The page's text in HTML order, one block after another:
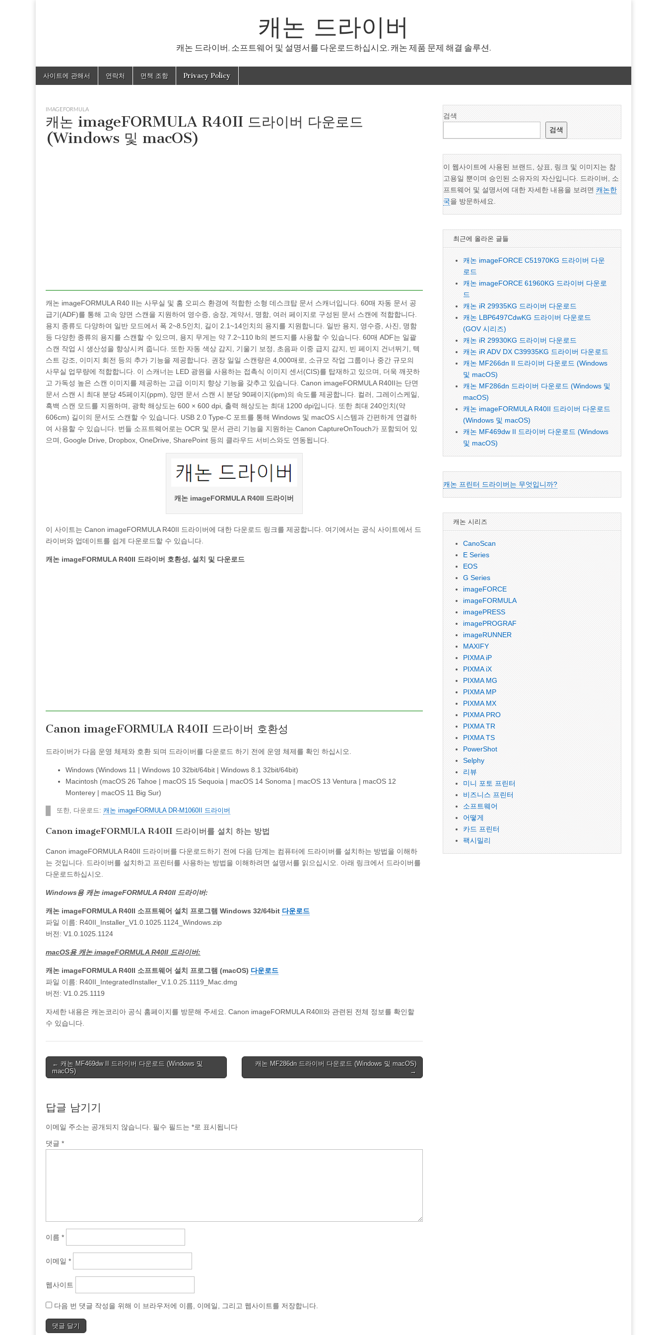
캐논 드라이버
캐논 드라이버, 소프트웨어 및 설명서를 다운로드하십시오. 캐논 제품 문제 해결 솔루션.
Main
menu
Skip
사이트에 관해서 연락처 면책 조항 Privacy Policy
IMAGEFORMULA
캐논 imageFORMULA R40II 드라이버 다운로드
(Windows 및 macOS)
캐논 imageFORMULA R40 II는 사무실 및 홈 오피스 환경에 적합한 소형 데스크탑 문서 스캐너입니다. 60매 자동 문서 공
급기(ADF)를 통해 고속 양면 스캔을 지원하여 영수증, 송장, 계약서, 명함, 여러 페이지로 구성된 문서 스캔에 적합합니다.
용지 종류도 다양하여 일반 모드에서 폭 2~8.5인치, 길이 2.1~14인치의 용지를 지원합니다. 일반 용지, 영수증, 사진, 명함
등 다양한 종류의 용지를 스캔할 수 있으며, 용지 무게는 약 7.2~110 lb의 본드지를 사용할 수 있습니다. 60매 ADF는 일괄
스캔 작업 시 생산성을 향상시켜 줍니다. 또한 자동 색상 감지, 기울기 보정, 초음파 이중 급지 감지, 빈 페이지 건너뛰기, 텍
스트 강조, 이미지 회전 등의 추가 기능을 제공합니다. 권장 일일 스캔량은 4,000매로, 소규모 작업 그룹이나 중간 규모의
사무실 업무량에 적합합니다. 이 스캐너는 LED 광원을 사용하는 접촉식 이미지 센서(CIS)를 탑재하고 있으며, 더욱 깨끗하
고 가독성 높은 스캔 이미지를 제공하는 고급 이미지 향상 기능을 갖추고 있습니다. Canon imageFORMULA R40II는 단면
문서 스캔 시 최대 분당 45페이지(ppm), 양면 문서 스캔 시 분당 90페이지(ipm)의 속도를 제공합니다. 컬러, 그레이스케일,
흑백 스캔 모드를 지원하며, 광학 해상도는 600 × 600 dpi, 출력 해상도는 최대 1200 dpi입니다. 또한 최대 240인치(약
606cm) 길이의 문서도 스캔할 수 있습니다. USB 2.0 Type-C 포트를 통해 Windows 및 macOS 시스템과 간편하게 연결하
여 사용할 수 있습니다. 번들 소프트웨어로는 OCR 및 문서 관리 기능을 지원하는 Canon CaptureOnTouch가 포함되어 있
으며, Google Drive, Dropbox, OneDrive, SharePoint 등의 클라우드 서비스와도 연동됩니다.
캐논 imageFORMULA R40II 드라이버
이 사이트는 Canon imageFORMULA R40II 드라이버에 대한 다운로드 링크를 제공합니다. 여기에서는 공식 사이트에서 드
라이버와 업데이트를 쉽게 다운로드할 수 있습니다.
캐논 imageFORMULA R40II 드라이버 호환성, 설치 및 다운로드
Canon imageFORMULA R40II 드라이버 호환성
드라이버가 다음 운영 체제와 호환 되며 드라이버를 다운로드 하기 전에 운영 체제를 확인 하십시오.
Windows (Windows 11 | Windows 10 32bit/64bit | Windows 8.1 32bit/64bit)
Macintosh (macOS 26 Tahoe | macOS 15 Sequoia | macOS 14 Sonoma | macOS 13 Ventura | macOS 12
Monterey | macOS 11 Big Sur)
또한, 다운로드: 캐논 imageFORMULA DR-M1060II 드라이버
Canon imageFORMULA R40II 드라이버를 설치 하는 방법
Canon imageFORMULA R40II 드라이버를 다운로드하기 전에 다음 단계는 컴퓨터에 드라이버를 설치하는 방법을 이해하
는 것입니다. 드라이버를 설치하고 프린터를 사용하는 방법을 이해하려면 설명서를 읽으십시오. 아래 링크에서 드라이버를
다운로드하십시오.
Windows용 캐논 imageFORMULA R40II 드라이버:
캐논 imageFORMULA R40II 소프트웨어 설치 프로그램 Windows 32/64bit 다운로드
파일 이름: R40II_Installer_V1.0.1025.1124_Windows.zip
버전: V1.0.1025.1124
macOS용 캐논 imageFORMULA R40II 드라이버:
캐논 imageFORMULA R40II 소프트웨어 설치 프로그램 (macOS) 다운로드
파일 이름: R40II_IntegratedInstaller_V.1.0.25.1119_Mac.dmg
버전: V1.0.25.1119
자세한 내용은 캐논코리아 공식 홈페이지를 방문해 주세요. Canon imageFORMULA R40II와 관련된 전체 정보를 확인할
수 있습니다.
Post
navigation
← 캐논 MF469dw II 드라이버 다운로드 (Windows 및
macOS)
캐논 MF286dn 드라이버 다운로드 (Windows 및 macOS)
→
답글 남기기
이메일 주소는 공개되지 않습니다. 필수 필드는 *로 표시됩니다
댓글 *
이름 *
이메일 *
웹사이트
다음 번 댓글 작성을 위해 이 브라우저에 이름, 이메일, 그리고 웹사이트를 저장합니다.
검색
검색
이 웹사이트에 사용된 브랜드, 상표, 링크 및 이미지는 참
고용일 뿐이며 승인된 소유자의 자산입니다. 드라이버, 소
프트웨어 및 설명서에 대한 자세한 내용을 보려면캐논한
국을 방문하세요.
최근에 올라온 글들
캐논 imageFORCE C51970KG 드라이버 다운
로드
캐논 imageFORCE 61960KG 드라이버 다운로
드
캐논 iR 29935KG 드라이버 다운로드
캐논 LBP6497CdwKG 드라이버 다운로드
(GOV 시리즈)
캐논 iR 29930KG 드라이버 다운로드
캐논 iR ADV DX C39935KG 드라이버 다운로드
캐논 MF266dn II 드라이버 다운로드 (Windows
및 macOS)
캐논 MF286dn 드라이버 다운로드 (Windows 및
macOS)
캐논 imageFORMULA R40II 드라이버 다운로드
(Windows 및 macOS)
캐논 MF469dw II 드라이버 다운로드 (Windows
및 macOS)
캐논 프린터 드라이버는 무엇입니까?
캐논 시리즈
CanoScan
E Series
EOS
G Series
imageFORCE
imageFORMULA
imagePRESS
imagePROGRAF
imageRUNNER
MAXIFY
PIXMA iP
PIXMA iX
PIXMA MG
PIXMA MP
PIXMA MX
PIXMA PRO
PIXMA TR
PIXMA TS
PowerShot
Selphy
리뷰
미니 포토 프린터
비즈니스 프린터
소프트웨어
어떻게
카드 프린터
팩시밀리